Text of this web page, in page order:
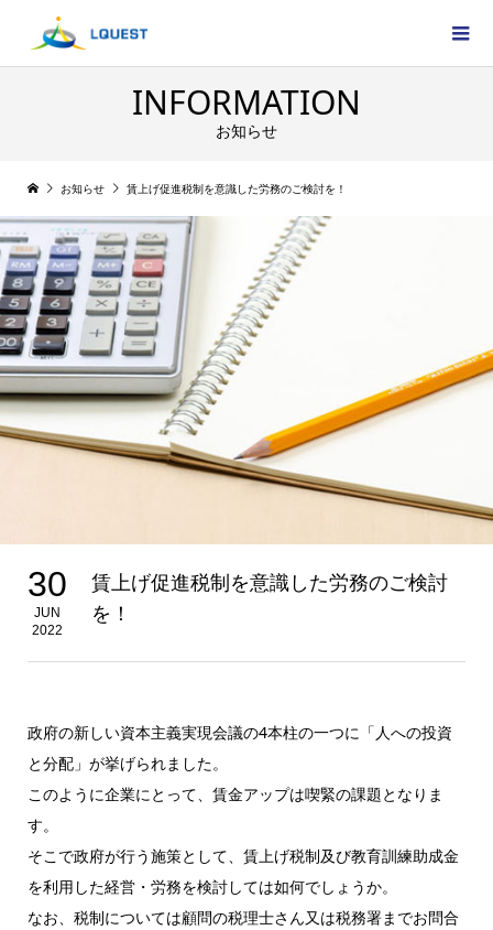
INFORMATION
お知らせ
お知らせ 賃上げ促進税制を意識した労務のご検討を！
30
JUN
2022
賃上げ促進税制を意識した労務のご検討
を！
政府の新しい資本主義実現会議の4本柱の一つに「人への投資
と分配」が挙げられました。
このように企業にとって、賃金アップは喫緊の課題となりま
す。
そこで政府が行う施策として、賃上げ税制及び教育訓練助成金
を利用した経営・労務を検討しては如何でしょうか。
なお、税制については顧問の税理士さん又は税務署までお問合